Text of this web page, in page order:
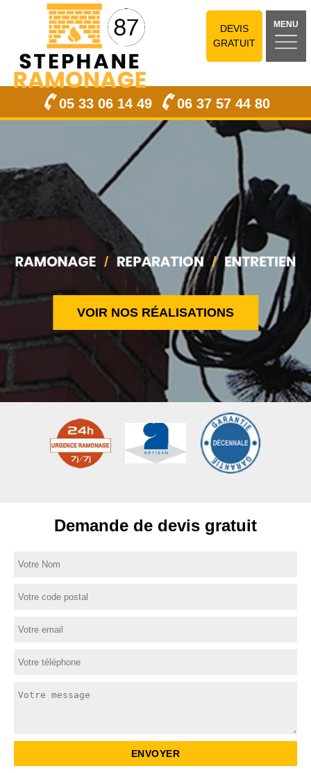
DEVIS
GRATUIT
MENU
05 33 06 14 49 06 37 57 44 80
VOIR NOS RÉALISATIONS
Demande de devis gratuit